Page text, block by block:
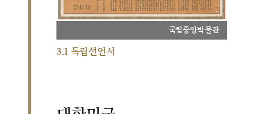
국립중앙박물관
3.1 독립선언서